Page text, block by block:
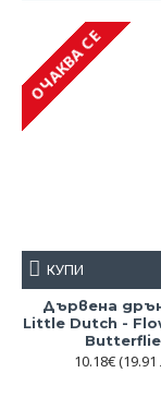
ОЧАКВА СЕ
Дървена
Little Dutch -
10.18€(19.91
КУПИ